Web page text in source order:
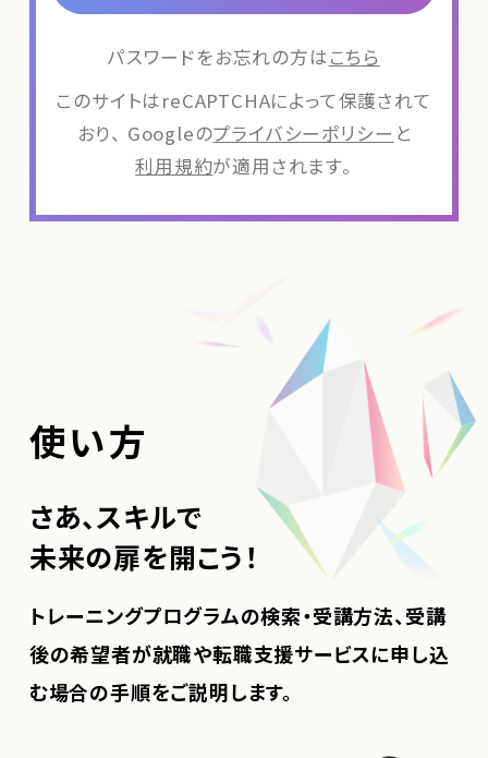
パスワードをお忘れの方はこちら
このサイトはreCAPTCHAによって保護されて
おり、 Googleのプライバシーポリシー と
利用規約が適用されます。
使い方
さあ、スキルで
未来の扉を開こう！
トレーニングプログラムの検索・受講方法、受講
後の希望者が就職や転職支援サービスに申し込
む場合の手順をご説明します。